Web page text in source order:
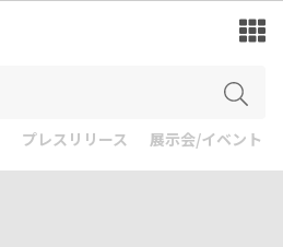
プレスリリース 展示会/イベント